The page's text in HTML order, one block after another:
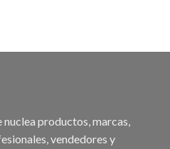
productos, marcas,
vendedores y